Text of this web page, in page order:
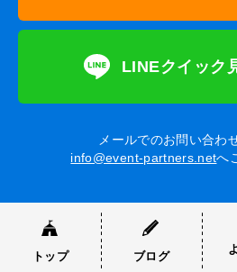
LINEクイック
メールでのお問い合わ
info@event-partners.netへ
トップ ブログ